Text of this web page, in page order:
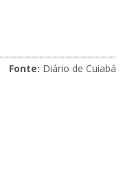
Fonte: Diário de Cuiabá